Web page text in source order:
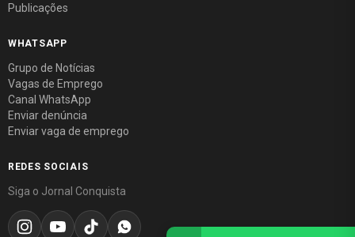
Publicações
WHATSAPP
Grupo de Notícias
Vagas de Emprego
Canal WhatsApp
Enviar denúncia
Enviar vaga de emprego
REDES SOCIAIS
Siga o Jornal Conquista